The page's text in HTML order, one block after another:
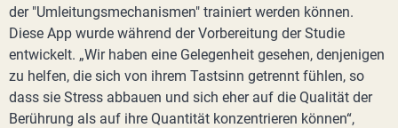
der "Umleitungsmechanismen" trainiert werden können.
Diese App wurde während der Vorbereitung der Studie
entwickelt. „Wir haben eine Gelegenheit gesehen, denjenigen
zu helfen, die sich von ihrem Tastsinn getrennt fühlen, so
dass sie Stress abbauen und sich eher auf die Qualität der
Berührung als auf ihre Quantität konzentrieren können“,